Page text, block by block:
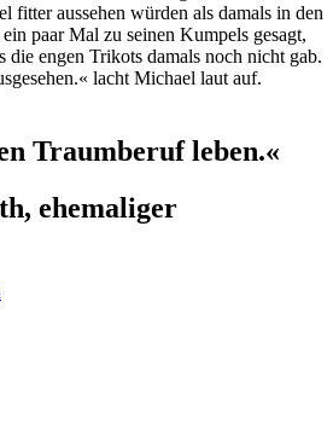
fitter aussehen würden als damals in den
paar Mal zu seinen Kumpels gesagt,
die engen Trikots damals noch nicht gab.
lacht Michael laut auf.
Traumberuf leben.«
ehemaliger